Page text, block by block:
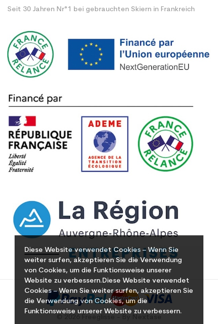
Diese Website verwendet Cookies – Wenn Sie
weiter surfen, akzeptieren Sie die Verwendung
von Cookies, um die Funktionsweise unserer
Website zu verbessern.Diese Website verwendet
Cookies – Wenn Sie weiter surfen, akzeptieren Sie
die Verwendung von Cookies, um die
Funktionsweise unserer Website zu verbessern.
Seit 30 Jahren Nr°1 bei gebrauchten Skiern in Frankreich